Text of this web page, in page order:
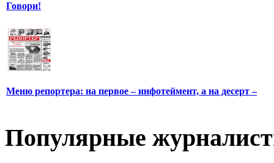
Говори!
Меню репортера: на первое – инфотеймент, а на десерт –
Популярные